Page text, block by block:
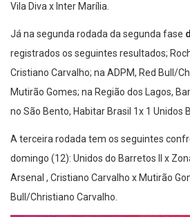
Vila Diva x Inter Marília.
Já na segunda rodada da segunda fase
registrados os seguintes resultados;
Cristiano Carvalho; na ADPM, Red Bull/
Mutirão Gomes; na Região dos Lagos,
no São Bento, Habitar Brasil 1x 1 Unidos
A terceira rodada tem os seguintes
domingo (12): Unidos do Barretos II x
Arsenal , Cristiano Carvalho x Mutirão
Bull/Christiano Carvalho.